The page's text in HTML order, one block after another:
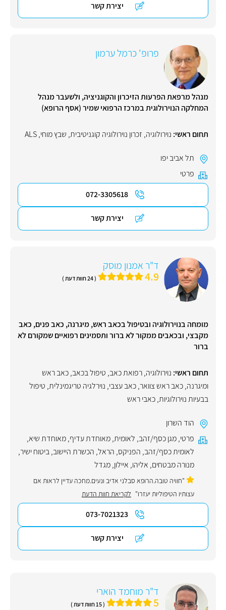
יצירת קשר
פרופ' כרמל ערמון
מנהל מרפאת הפרעות הזיכרון והקוגניציה, ולשעבר מנהל
המחלקה הנוירולוגית במרכז הרפואי שמיר (אסף הרופא)
תחום ראשי: נוירולוגיה, זכרון נוירולוגיה קוגניטיבית, שבץ מוחי,
ALS
תל אביב יפו
פרטי
072-3305618
יצירת קשר
ד"ר אמנון מוסק
4.9 ( 24 חוות דעת )
מומחה בנוירולוגיה ובטיפול בכאב ראש, מיגרנה, כאב פנים, כאב
מקבצי, ובכאבים ממקור לא ברור ותסמינים רפואיים שמקורם לא
ברור
תחום ראשי: נוירולוגיה,רפואת כאב, טיפול בכאב,כאב ראש
ומיגרנה,כאב ראש צוואר,כאב עצבי, נוירלגיה טריגמינלית, טיפול
בבעיות נוירולוגיות,כאבי ראש
הוד השרון
פרטי,מגן כסף/זהב, לאומית,מאוחדת עדיף,מאוחדת שיא,
לאומית כסף/זהב, הפניקס, הראל, הכשרת היישוב,ביטוח ישיר,
מנורה מבטחים, אליהו, איילון,מגדל
"חוויה טובה.הרופא סבלני אדיב ונעים.מחכה עדיין לראות אם
עצותיו הטיפוליות יעזרו" לקריאת חוות הדעת
073-7021323
יצירת קשר
ד"ר מוחמד הוארי
5 ( 15 חוות דעת )